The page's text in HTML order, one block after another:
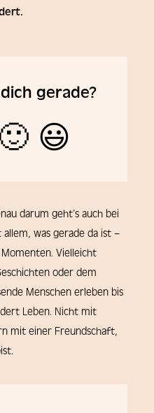
gerade?
😃
darum geht’s auch bei
allem, was gerade da ist –
Vielleicht
oder dem
Menschen erleben bis
Leben. Nicht mit
mit einer Freundschaft,